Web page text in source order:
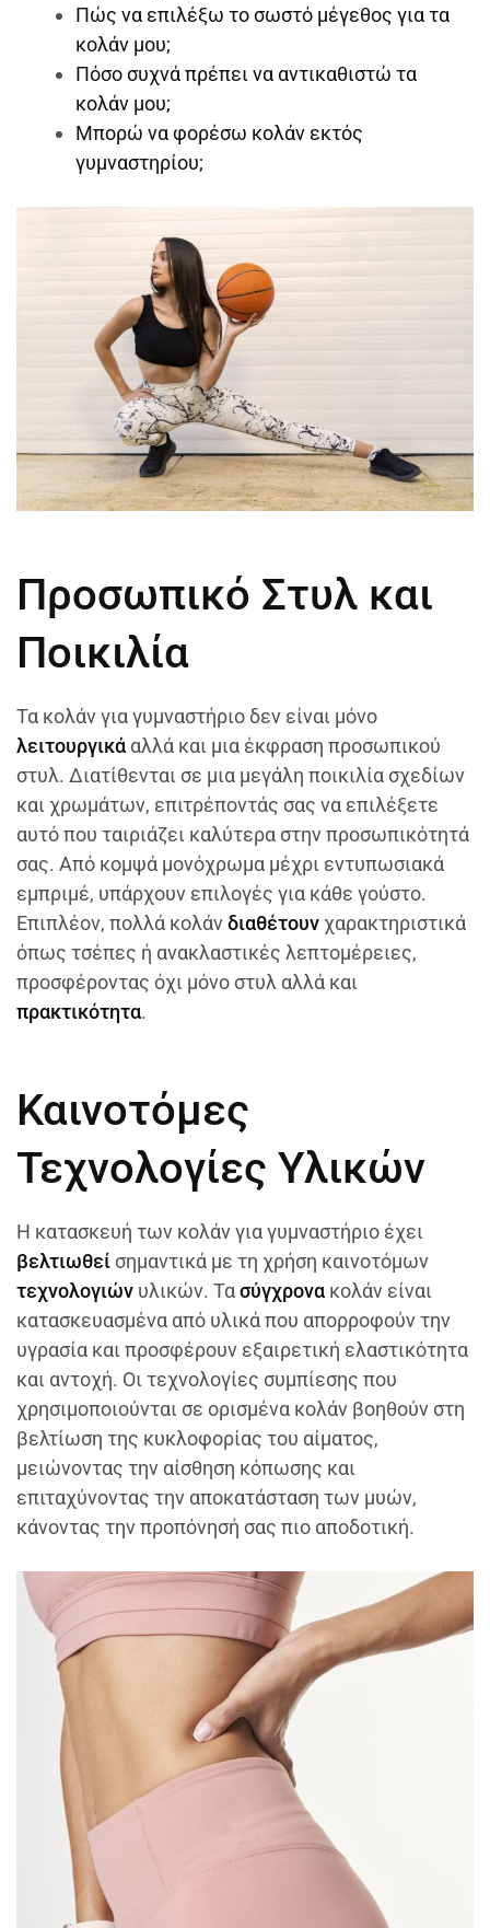
Πώς να επιλέξω το σωστό μέγεθος για τα
κολάν μου;
Πόσο συχνά πρέπει να αντικαθιστώ τα
κολάν μου;
Μπορώ να φορέσω κολάν εκτός
γυμναστηρίου;
Προσωπικό Στυλ και
Ποικιλία
Τα κολάν για γυμναστήριο δεν είναι μόνο
λειτουργικά αλλά και μια έκφραση προσωπικού
στυλ. Διατίθενται σε μια μεγάλη ποικιλία σχεδίων
και χρωμάτων, επιτρέποντάς σας να επιλέξετε
αυτό που ταιριάζει καλύτερα στην προσωπικότητά
σας. Από κομψά μονόχρωμα μέχρι εντυπωσιακά
εμπριμέ, υπάρχουν επιλογές για κάθε γούστο.
Επιπλέον, πολλά κολάνδιαθέτουνχαρακτηριστικά
όπως τσέπες ή ανακλαστικές λεπτομέρειες,
προσφέροντας όχι μόνο στυλ αλλά και
πρακτικότητα.
Καινοτόμες
Τεχνολογίες Υλικών
Η κατασκευή των κολάν για γυμναστήριο έχει
βελτιωθεί σημαντικά με τη χρήση καινοτόμων
τεχνολογιών υλικών. Τασύγχρονα κολάν είναι
κατασκευασμένα από υλικά που απορροφούν την
υγρασία και προσφέρουν εξαιρετική ελαστικότητα
και αντοχή. Οι τεχνολογίες συμπίεσης που
χρησιμοποιούνται σε ορισμένα κολάν βοηθούν στη
βελτίωση της κυκλοφορίας του αίματος,
μειώνοντας την αίσθηση κόπωσης και
επιταχύνοντας την αποκατάσταση των μυών,
κάνοντας την προπόνησή σας πιο αποδοτική.